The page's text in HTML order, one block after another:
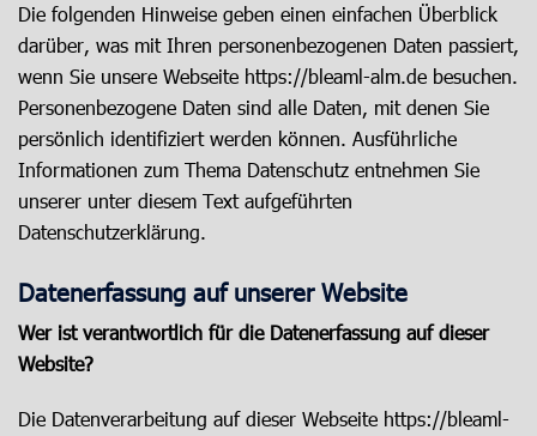
Die folgenden Hinweise geben einen einfachen Überblick
darüber, was mit Ihren personenbezogenen Daten passiert,
wenn Sie unsere Webseite https://bleaml-alm.de besuchen.
Personenbezogene Daten sind alle Daten, mit denen Sie
persönlich identifiziert werden können. Ausführliche
Informationen zum Thema Datenschutz entnehmen Sie
unserer unter diesem Text aufgeführten
Datenschutzerklärung.
Datenerfassung auf unserer Website
Wer ist verantwortlich für die Datenerfassung auf dieser
Website?
Die Datenverarbeitung auf dieser Webseite https://bleaml-